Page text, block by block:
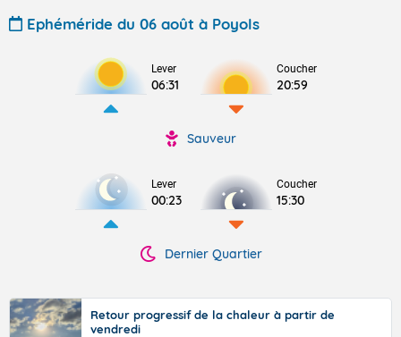
Ephéméride du 06 août à Poyols
Lever
06:31
Coucher
20:59
Sauveur
Lever
00:23
Coucher
15:30
Dernier Quartier
Retour progressif de la chaleur à partir de
vendredi